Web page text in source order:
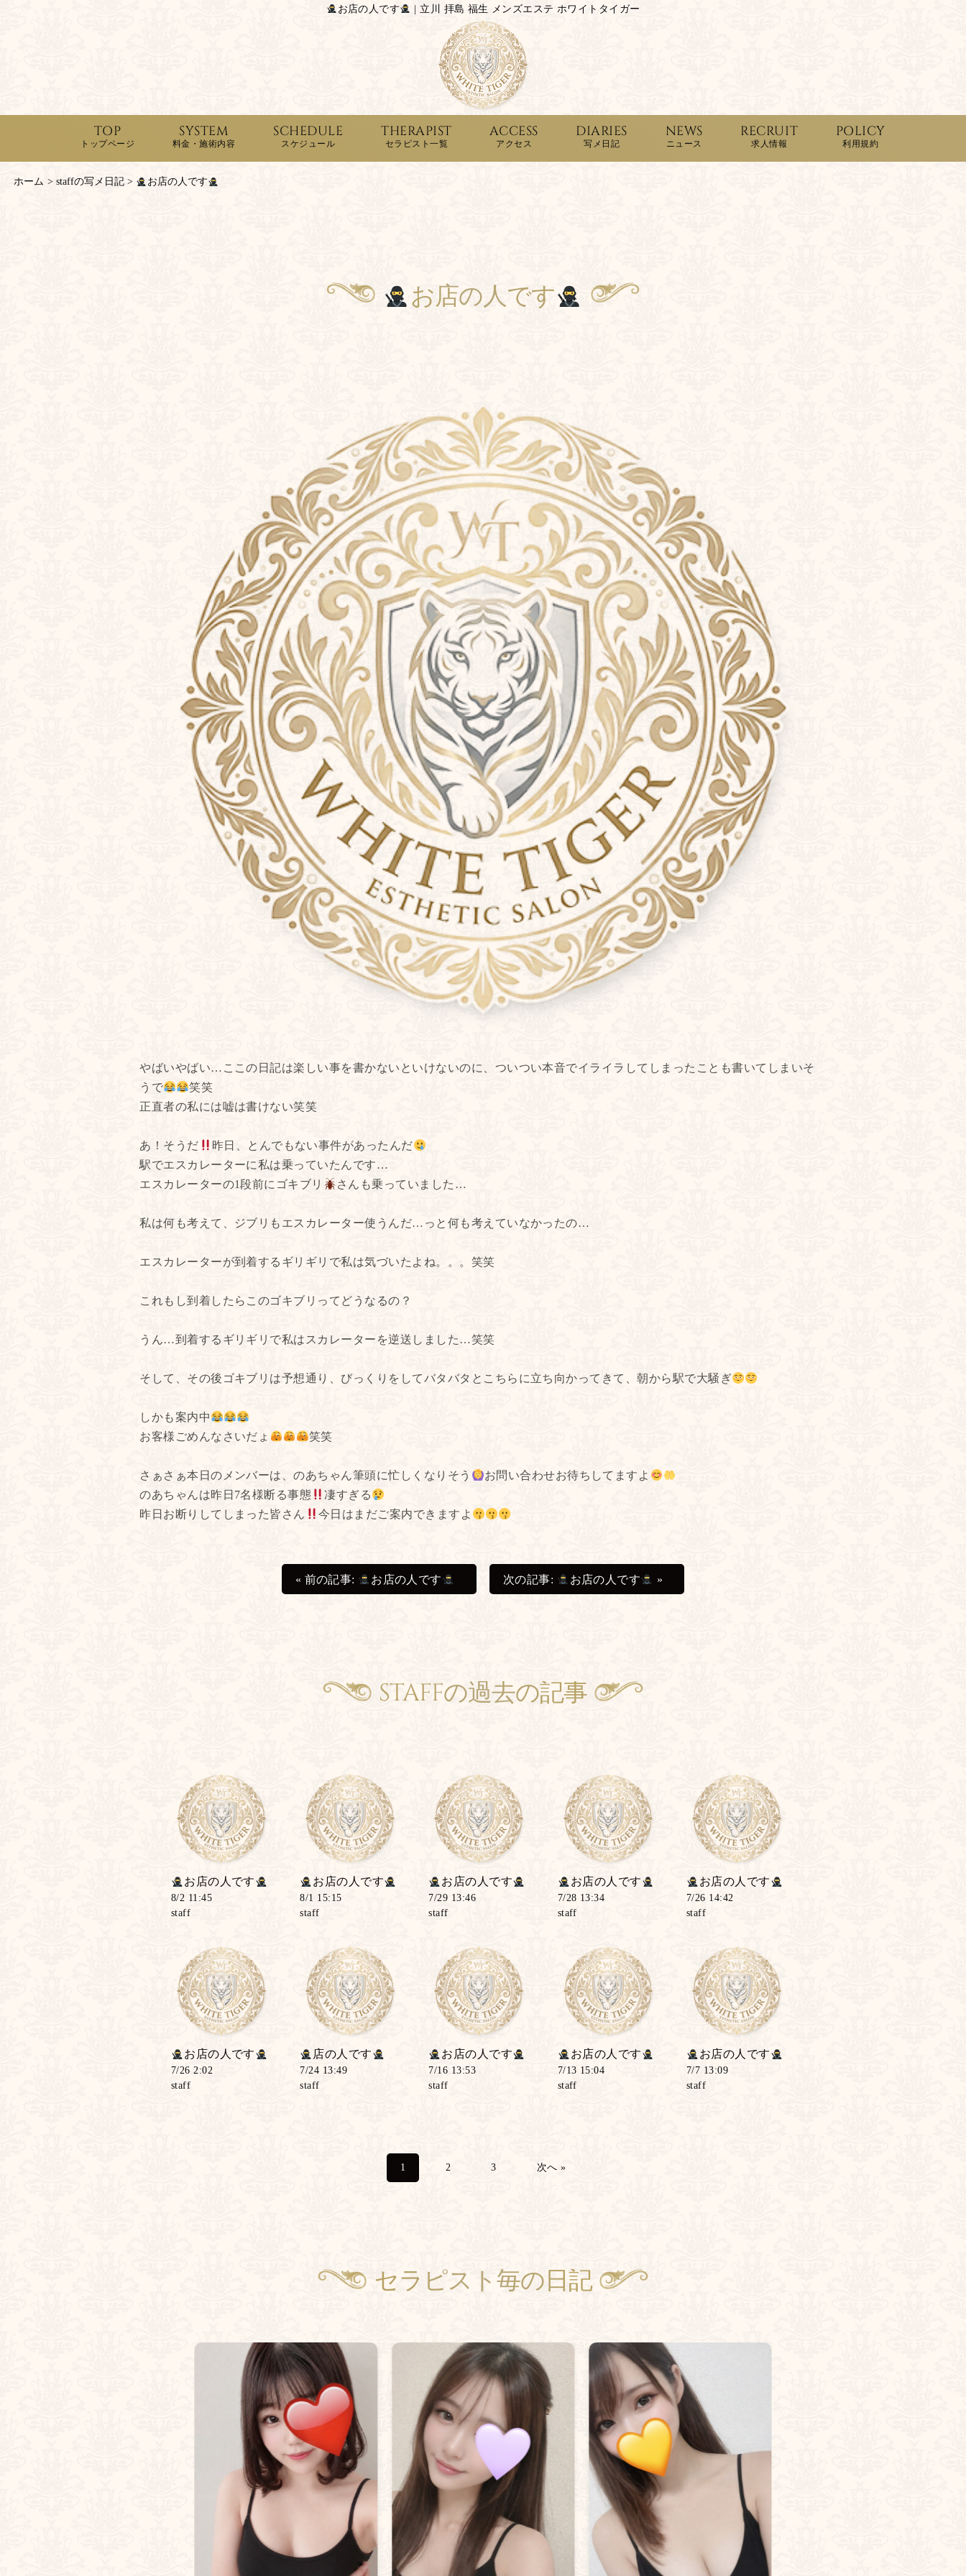
お店の人です | 立川 拝島 福生 メンズエステ ホワイトタイガー
TOP
トップページ
SYSTEM
料金・施術内容
SCHEDULE
スケジュール
THERAPIST
セラピスト一覧
ACCESS
アクセス
DIARIES
写メ日記
NEWS
ニュース
RECRUIT
求人情報
POLICY
利用規約
ホーム > staffの写メ日記> お店の人です
お店の人です
やばいやばい…ここの日記は楽しい事を書かないといけないのに、ついつい本音でイライラしてしまったことも書いてしまいそ
うで
笑笑
正直者の私には嘘は書けない笑笑
あ！そうだ
昨日、とんでもない事件があったんだ
駅でエスカレーターに私は乗っていたんです…
エスカレーターの1段前にゴキブリ
さんも乗っていました…
私は何も考えて、ジブリもエスカレーター使うんだ…っと何も考えていなかったの…
エスカレーターが到着するギリギリで私は気づいたよね。。。笑笑
これもし到着したらこのゴキブリってどうなるの？
うん…到着するギリギリで私はスカレーターを逆送しました…笑笑
そして、その後ゴキブリは予想通り、びっくりをしてバタバタとこちらに立ち向かってきて、朝から駅で大騒ぎ
しかも案内中
お客様ごめんなさいだょ
笑笑
さぁさぁ本日のメンバーは、のあちゃん筆頭に忙しくなりそう
お問い合わせお待ちしてますよ
のあちゃんは昨日7名様断る事態
凄すぎる
昨日お断りしてしまった皆さん
今日はまだご案内できますよ
« 前の記事: お店の人です 次の記事: お店の人です »
STAFFの過去の記事
お店の人です
8/2 11:45
staff
お店の人です
8/1 15:15
staff
お店の人です
7/29 13:46
staff
お店の人です
7/28 13:34
staff
お店の人です
7/26 14:42
staff
お店の人です
7/26 2:02
staff
店の人です
7/24 13:49
staff
お店の人です
7/16 13:53
staff
お店の人です
7/13 15:04
staff
お店の人です
7/7 13:09
staff
1 2 3 次へ »
セラピスト毎の日記